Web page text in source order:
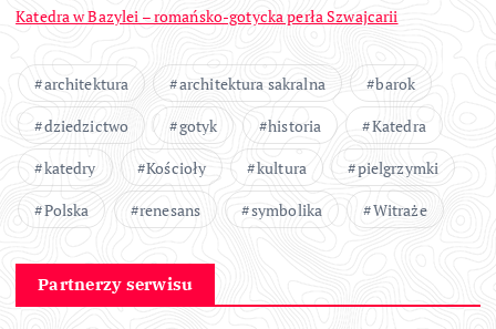
Katedra w Bazylei – romańsko-gotycka perła Szwajcarii
architektura architektura sakralna
barok
dziedzictwo
gotyk historia
Katedra
katedry
Kościoły kultura
pielgrzymki
Polska
renesans symbolika Witraże
Partnerzy serwisu